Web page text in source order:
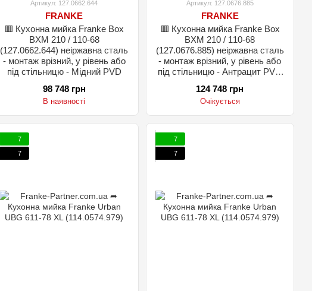
Артикул: 127.0662.644
FRANKE
🟥 Кухонна мийка Franke Box
BXM 210 / 110-68
(127.0662.644) неіржавна сталь
- монтаж врізний, у рівень або
під стільницю - Мідний PVD
98 748 грн
В наявності
Артикул: 127.0676.885
FRANKE
🟥 Кухонна мийка Franke Box
BXM 210 / 110-68
(127.0676.885) неіржавна сталь
- монтаж врізний, у рівень або
під стільницю - Антрацит PVD
дошка у комплекті)
124 748 грн
Очікується
7
7
7
7